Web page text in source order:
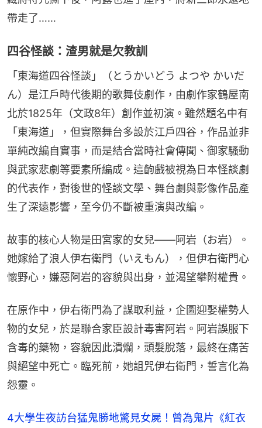
帶走了……
四谷怪談：渣男就是欠教訓
「東海道四谷怪談」（とうかいどう よつや かいだ
ん）是江戶時代後期的歌舞伎劇作，由劇作家鶴屋南
北於1825年（文政8年）創作並初演。雖然題名中有
「東海道」，但實際舞台多設於江戶四谷，作品並非
單純改編自實事，而是結合當時社會傳聞、御家騷動
與武家悲劇等要素所編成。這齣戲被視為日本怪談劇
的代表作，對後世的怪談文學、舞台劇與影像作品產
生了深遠影響，至今仍不斷被重演與改編。
故事的核心人物是田宮家的女兒——阿岩（お岩）。
她嫁給了浪人伊右衛門（いえもん），但伊右衛門心
懷野心，嫌惡阿岩的容貌與出身，並渴望攀附權貴。
在原作中，伊右衛門為了謀取利益，企圖迎娶權勢人
物的女兒，於是聯合家臣設計毒害阿岩。阿岩誤服下
含毒的藥物，容貌因此潰爛，頭髮脫落，最終在痛苦
與絕望中死亡。臨死前，她詛咒伊右衛門，誓言化為
怨靈。
4大學生夜訪台猛鬼勝地驚見女屍！曾為鬼片《紅衣